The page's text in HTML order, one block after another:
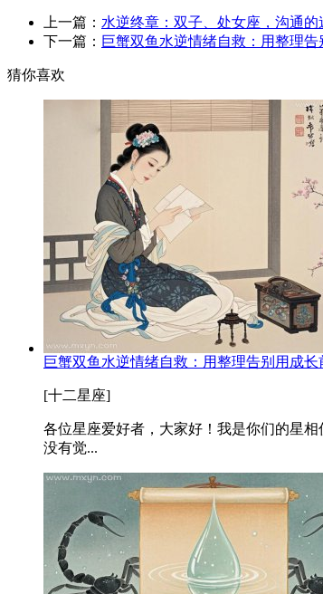
上一篇： 水逆终章：双子、处女座，沟通
下一篇： 巨蟹双鱼水逆情绪自救：用整理
猜你喜欢
巨蟹双鱼水逆情绪自救：用整理告别用成长
[十二星座]
各位星座爱好者，大家好！我是你们的星
没有觉...